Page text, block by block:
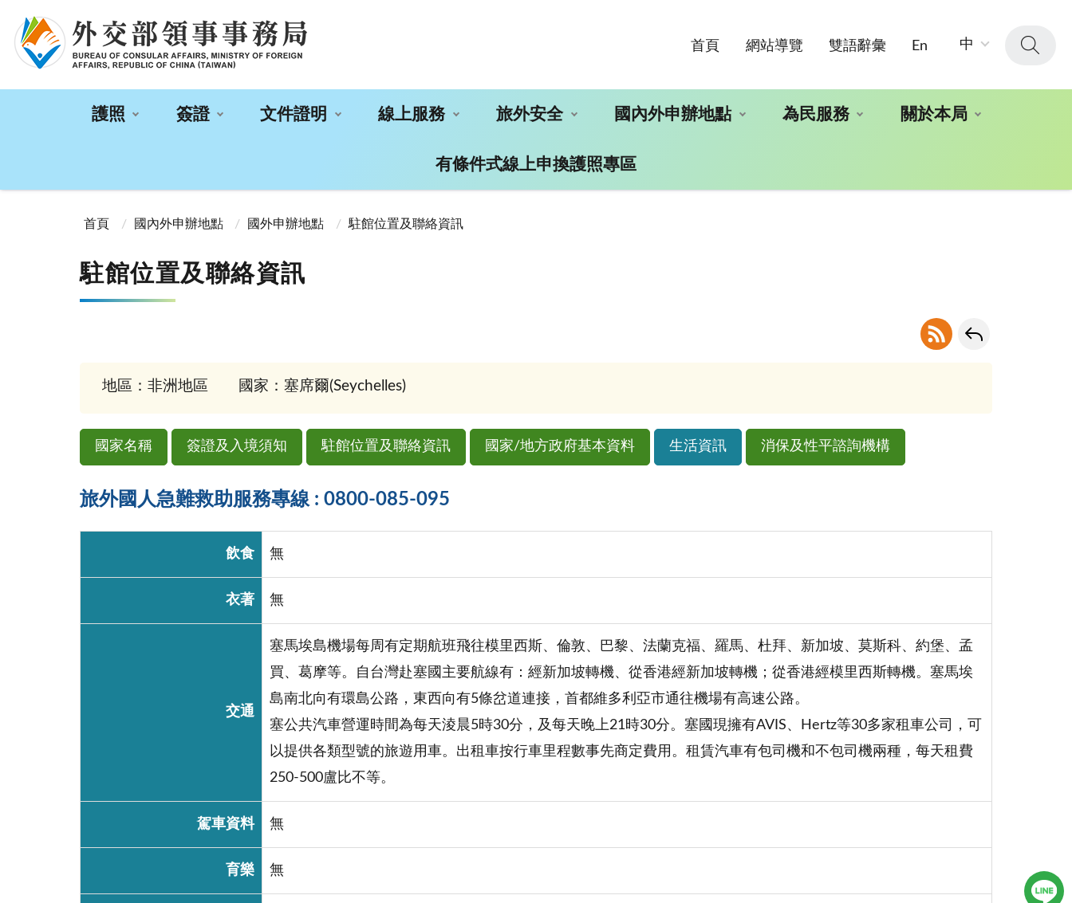
首頁 網站導覽 雙語辭彙 En 中
護照 簽證 文件證明 線上服務 旅外安全 國內外申辦地點 為民服務 關於本局
有條件式線上申換護照專區
首頁
國內外申辦地點 國外申辦地點 駐館位置及聯絡資訊
駐館位置及聯絡資訊
地區：非洲地區 國家：塞席爾(Seychelles)
國家名稱 簽證及入境須知 駐館位置及聯絡資訊 國家/地方政府基本資料 生活資訊 消保及性平諮詢機構
旅外國人急難救助服務專線 : 0800-085-095
飲食 無
衣著 無
交通
塞馬埃島機場每周有定期航班飛往模里西斯、倫敦、巴黎、法蘭克福、羅馬、杜拜、新加坡、莫斯科、約堡、孟
買、葛摩等。自台灣赴塞國主要航線有：經新加坡轉機、從香港經新加坡轉機；從香港經模里西斯轉機。塞馬埃
島南北向有環島公路，東西向有5條岔道連接，首都維多利亞市通往機場有高速公路。
塞公共汽車營運時間為每天淩晨5時30分，及每天晚上21時30分。塞國現擁有AVIS、Hertz等30多家租車公司，可
以提供各類型號的旅遊用車。出租車按行車里程數事先商定費用。租賃汽車有包司機和不包司機兩種，每天租費
250-500盧比不等。
駕車資料 無
育樂 無